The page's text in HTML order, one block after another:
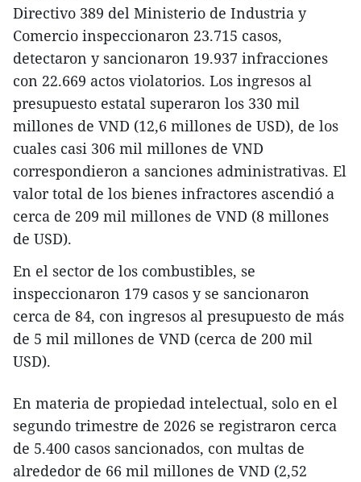
Directivo 389 del Ministerio de Industria y
Comercio inspeccionaron 23.715 casos,
detectaron y sancionaron 19.937 infracciones
con 22.669 actos violatorios. Los ingresos al
presupuesto estatal superaron los 330 mil
millones de VND (12,6 millones de USD), de los
cuales casi 306 mil millones de VND
correspondieron a sanciones administrativas. El
valor total de los bienes infractores ascendió a
cerca de 209 mil millones de VND (8 millones
de USD).
En el sector de los combustibles, se
inspeccionaron 179 casos y se sancionaron
cerca de 84, con ingresos al presupuesto de más
de 5 mil millones de VND (cerca de 200 mil
USD).
En materia de propiedad intelectual, solo en el
segundo trimestre de 2026 se registraron cerca
de 5.400 casos sancionados, con multas de
alrededor de 66 mil millones de VND (2,52